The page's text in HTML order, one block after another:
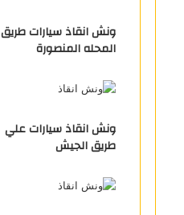
ونش انقاذ سيارات طريق
المحله المنصورة
ونش انقاذ سيارات علي
طريق الجيش